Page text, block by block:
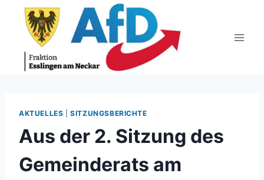
springen
AKTUELLES |SITZUNGSBERICHTE
Aus der 2. Sitzung des
Gemeinderats am